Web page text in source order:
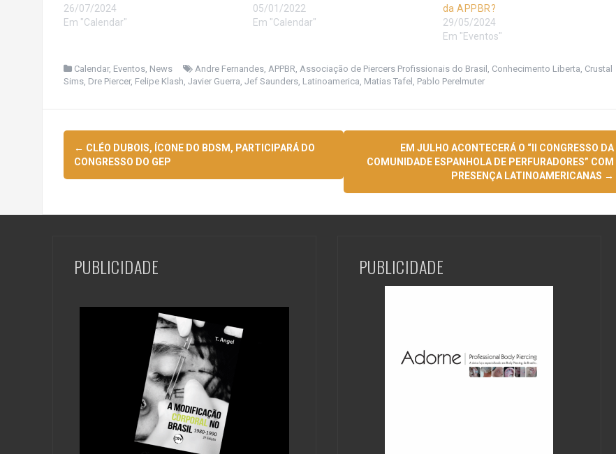
26/07/2024
Em "Calendar"
05/01/2022
Em "Calendar"
da APPBR?
29/05/2024
Em "Eventos"
Calendar, Eventos, News Andre Fernandes, APPBR, Associação de Piercers Profissionais do Brasil , Conhecimento Liberta, Crustal
Sims, Dre Piercer, Felipe Klash, Javier Guerra, Jef Saunders, Latinoamerica, Matias Tafel , Pablo Perelmuter
Navegação
de
← CLÉO DUBOIS, ÍCONE DO BDSM, PARTICIPARÁ DO
CONGRESSO DO GEP
EM JULHO ACONTECERÁ O “II CONGRESSO DA
COMUNIDADE ESPANHOLA DE PERFURADORES” COM
PRESENÇA LATINOAMERICANAS →
PUBLICIDADE PUBLICIDADE